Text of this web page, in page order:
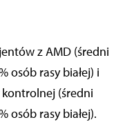
z AMD (średni
osób rasy białej) i
(średni
osób rasy białej).